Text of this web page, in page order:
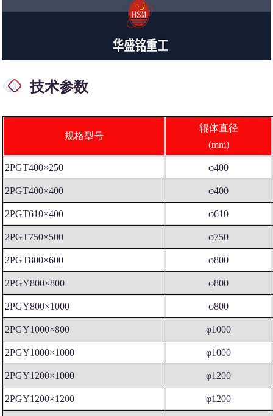
技术参数
规格型号
辊体直径
(mm)
2PGT400×250 φ400
2PGT400×400 φ400
2PGT610×400 φ610
2PGT750×500 φ750
2PGT800×600 φ800
2PGY800×800 φ800
2PGY800×1000 φ800
2PGY1000×800 φ1000
2PGY1000×1000 φ1000
2PGY1200×1000 φ1200
2PGY1200×1200 φ1200